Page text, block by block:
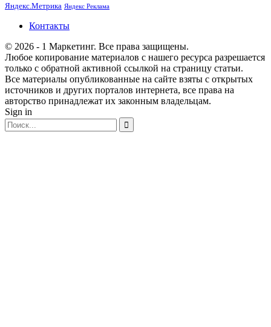
Яндекс.Метрика Яндекс Реклама
Контакты
© 2026 - 1 Маркетинг. Все права защищены.
Любое копирование материалов с нашего ресурса разрешается
только с обратной активной ссылкой на страницу статьи.
Все материалы опубликованные на сайте взяты с открытых
источников и других порталов интернета, все права на
авторство принадлежат их законным владельцам.
Sign in